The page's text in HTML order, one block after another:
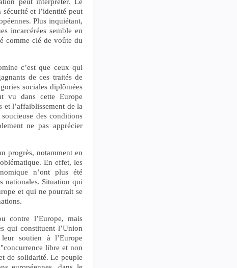
et l’identité peut
Plus inquiétant,
incarcérées semble en
comme clé de voûte du
c’est que ceux qui
de ces traités de
sociales diplômées
vu dans cette Europe
et l’affaiblissement de la
des conditions
ne pas apprécier
progrès, notamment en
En effet, les
n’ont plus été
nationales. Situation qui
et qui ne pourrait se
contre l’Europe, mais
qui constituent l’Union
soutien à l’Europe
libre et non
de solidarité. Le peuple